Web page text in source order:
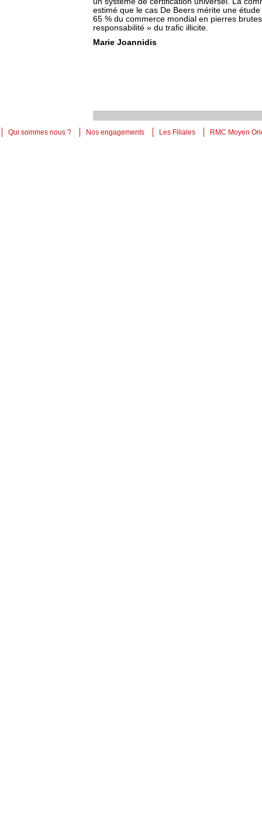
estimé que le cas De Beers mérite une
65 % du commerce mondial en pierres
responsabilité » du trafic illicite.
Marie Joannidis
Qui sommes nous ? Nos engagements Les Filiales RMC Moyen